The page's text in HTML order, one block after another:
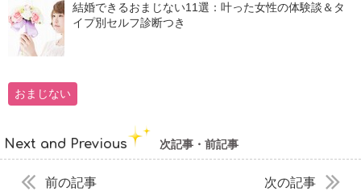
結婚できるおまじない11選：叶った女性の体験談＆タ
イプ別セルフ診断つき
おまじない
Next and Previous 次記事・前記事
前の記事 次の記事